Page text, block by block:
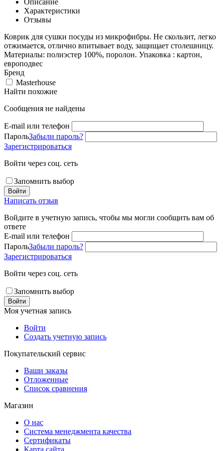
Характеристики
Отзывы
Коврик для сушки посуды из микрофибры. Не скользит, легко
отжимается, отлично впитывает воду, защищает столешницу.
Материалы: полиэстер 100%, поролон. Упаковка : картон,
европодвес
Бренд
Masterhouse
Найти похожие
Сообщения не найдены
E-mail или телефон
ПарольЗабыли пароль?
Зарегистрироваться
Войти через соц. сеть
Запомнить выбор
Войти
Написать отзыв
Войдите в учетную запись, чтобы мы могли сообщить вам об
ответе
E-mail или телефон
ПарольЗабыли пароль?
Зарегистрироваться
Войти через соц. сеть
Запомнить выбор
Войти
Моя учетная запись
Войти
Создать учетную запись
Покупательский сервис
Ваши заказы
Отложенные
Список сравнения
Магазин
О нас
Система менеджмента качества
Сертификаты
Карта сайта